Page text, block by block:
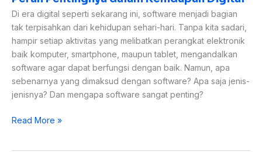
Di era digital seperti sekarang ini, software menjadi bagian
tak terpisahkan dari kehidupan sehari-hari. Tanpa kita sadari,
hampir setiap aktivitas yang melibatkan perangkat elektronik
baik komputer, smartphone, maupun tablet, mengandalkan
software agar dapat berfungsi dengan baik. Namun, apa
sebenarnya yang dimaksud dengan software? Apa saja jenis-
jenisnya? Dan mengapa software sangat penting?
Read More »